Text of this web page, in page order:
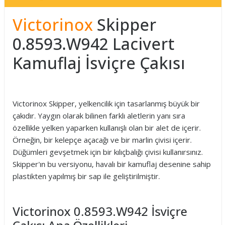
Victorinox Skipper
0.8593.W942 Lacivert
Kamuflaj İsviçre Çakısı
Victorinox Skipper, yelkencilik için tasarlanmış büyük bir
çakıdır. Yaygın olarak bilinen farklı aletlerin yanı sıra
özellikle yelken yaparken kullanışlı olan bir alet de içerir.
Örneğin, bir kelepçe açacağı ve bir marlin çivisi içerir.
Düğümleri gevşetmek için bir kılıçbalığı çivisi kullanırsınız.
Skipper'ın bu versiyonu, havalı bir kamuflaj desenine sahip
plastikten yapılmış bir sap ile geliştirilmiştir.
Victorinox 0.8593.W942 İsviçre